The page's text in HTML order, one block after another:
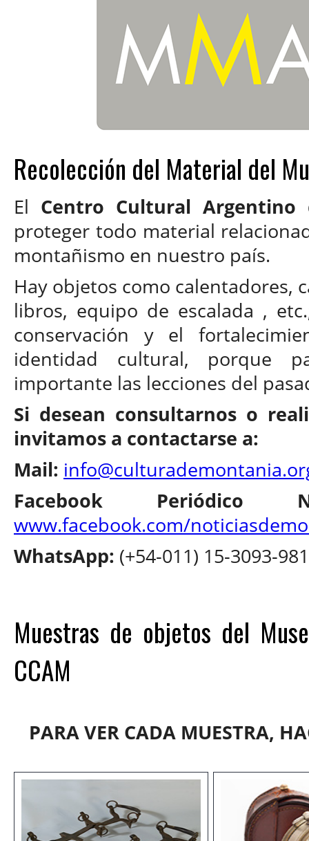
Recolección del Material del
El Centro Cultural Argentino
proteger todo material
montañismo en nuestro país.
Hay objetos como calentadores,
libros, equipo de escalada ,
conservación y el
identidad cultural, porque
importante las lecciones del
Si desean consultarnos o
invitamos a contactarse a:
Mail:
Facebook Periódico
www.facebook.com/
WhatsApp: (+54-011) 15-3093-
Muestras de objetos del
CCAM
PARA VER CADA MUESTRA,